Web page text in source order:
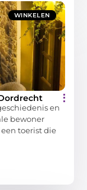
WINKELEN
en
bewoner
toerist die